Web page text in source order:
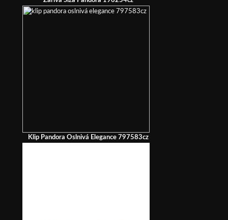
Klip Pandora Oslnivá Elegance 797583cz